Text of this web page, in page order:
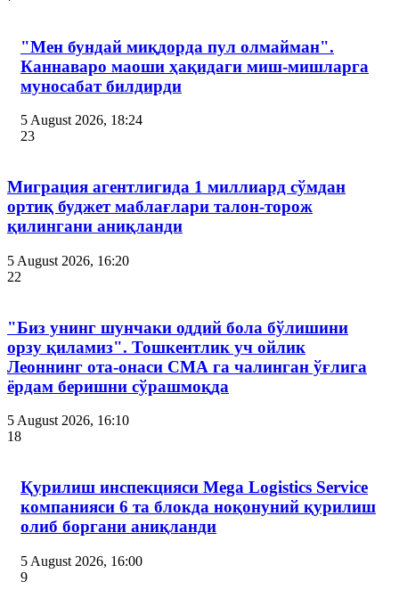
"Мен бундай миқдорда пул олмайман".
Каннаваро маоши ҳақидаги миш-мишларга
муносабат билдирди
5 August 2026, 18:24
23
Миграция агентлигида 1 миллиард сўмдан
ортиқ буджет маблағлари талон-торож
қилингани аниқланди
5 August 2026, 16:20
22
"Биз унинг шунчаки оддий бола бўлишини
орзу қиламиз". Тошкентлик уч ойлик
Леоннинг ота-онаси СМА га чалинган ўғлига
ёрдам беришни сўрашмоқда
5 August 2026, 16:10
18
Қурилиш инспекцияси Мega Logistics Service
компанияси 6 та блокда ноқонуний қурилиш
олиб боргани аниқланди
5 August 2026, 16:00
9